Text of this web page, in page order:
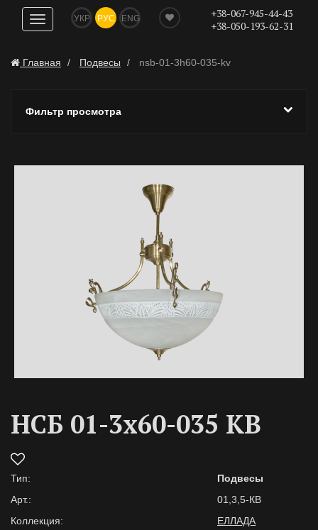
Показать
навигацию
УКР РУС ENG
+38-067-945-44-43
+38-050-193-62-31
Главная Подвесы nsb-01-3h60-035-kv
Фильтр просмотра
НСБ 01-3х60-035 КВ
Тип:
Подвесы
Арт.:
01,3,5-КВ
Коллекция:
ЕЛЛАДА